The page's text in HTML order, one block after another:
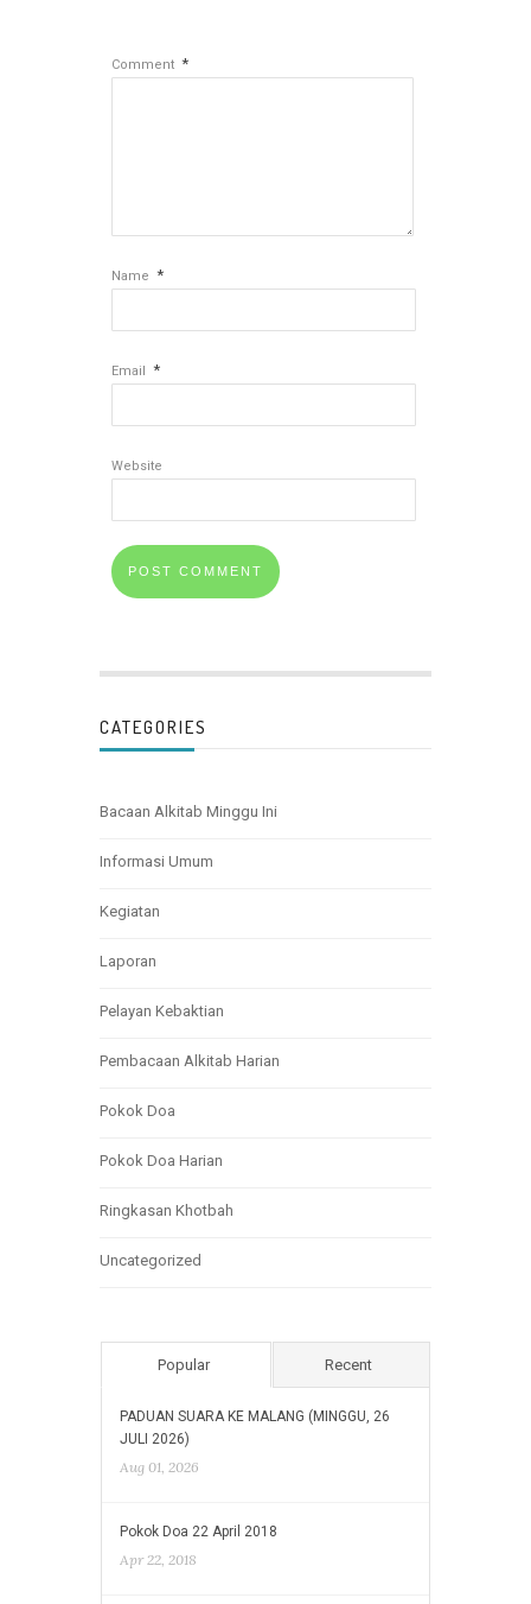
Comment *
Name *
Email *
Website
CATEGORIES
Bacaan Alkitab Minggu Ini
Informasi Umum
Kegiatan
Laporan
Pelayan Kebaktian
Pembacaan Alkitab Harian
Pokok Doa
Pokok Doa Harian
Ringkasan Khotbah
Uncategorized
Popular Recent
PADUAN SUARA KE MALANG (MINGGU, 26
JULI 2026)
Aug 01, 2026
Pokok Doa 22 April 2018
Apr 22, 2018